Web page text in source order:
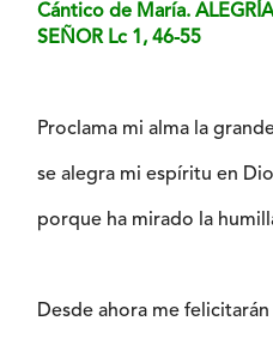
Cántico de María.
SEÑOR Lc 1, 46-55
Proclama mi alma la
se alegra mi espíritu en
porque ha mirado la
Desde ahora me